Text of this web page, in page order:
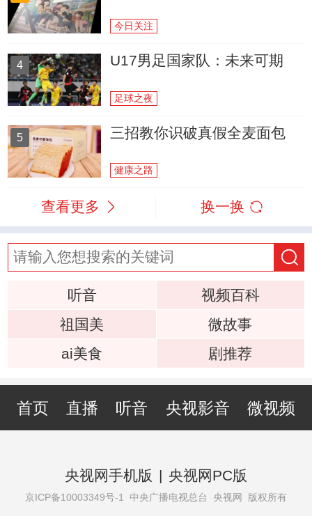
今日关注
4 U17男足国家队：未来可期
足球之夜
5 三招教你识破真假全麦面包
健康之路
查看更多 换一换
听音
视频百科
祖国美
微故事
ai美食
剧推荐
首页 直播 听音 央视影音 微视频
央视网手机版 | 央视网PC版
京ICP备10003349号-1 中央广播电视总台 央视网 版权所有